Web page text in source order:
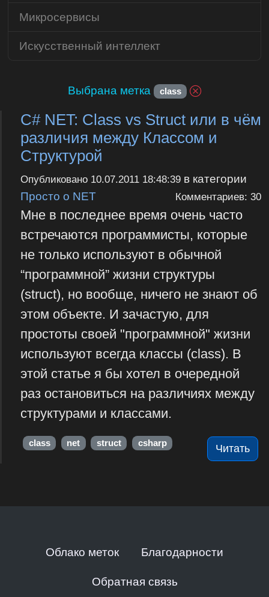
Выбрана метка class
C# NET: Class vs Struct или в чём
различия между Классом и
Структурой
Опубликовано 10.07.2011 18:48:39в категории
Просто о NET
Комментариев: 30
Мне в последнее время очень часто
встречаются программисты, которые
не только используют в обычной
“программной” жизни структуры
(struct), но вообще, ничего не знают об
этом объекте. И зачастую, для
простоты своей "программной" жизни
используют всегда классы (class). В
этой статье я бы хотел в очередной
раз остановиться на различиях между
структурами и классами.
Читать
class net struct csharp
Микросервисы
Искусственный интеллект
Облако меток Благодарности
Обратная связь